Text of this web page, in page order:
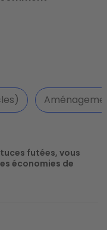
futées, vous
économies de